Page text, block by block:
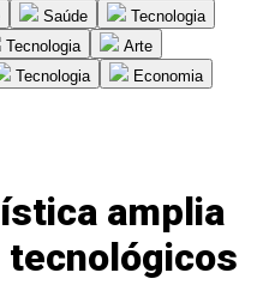
Saúde
Tecnologia
Tecnologia
Arte
Tecnologia
Economia
amplia